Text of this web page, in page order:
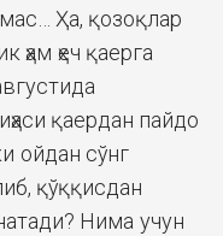
Ҳа, қозоқлар
ҳеч қаерга
қаердан пайдо
ойдан сўнг
қўққисдан
Нима учун